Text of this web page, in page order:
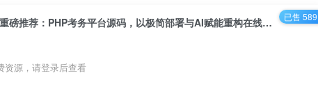
卓创源码网重磅推荐：PHP考务平台源码，以极简部署与AI赋能重构在线考评流程
资源，请登录后查看
已售 589